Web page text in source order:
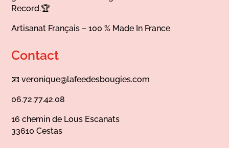
Record.🏆
Artisanat Français – 100 % Made In France
Contact
📧veronique@lafeedesbougies.com
06.72.77.42.08
16 chemin de Lous Escanats
33610 Cestas